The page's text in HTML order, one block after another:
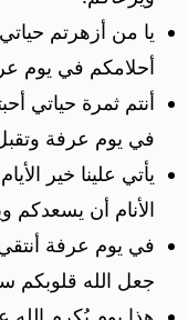
يا من أزهرتم
أحلامكم في يوم
أنتم ثمرة حياتي
في يوم عرفة
يأتي علينا خير
الأنام أن يسعدكم
في يوم عرفة
جعل الله قلوبكم